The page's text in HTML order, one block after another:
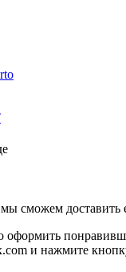
сможем доставить
оформить
и нажмите